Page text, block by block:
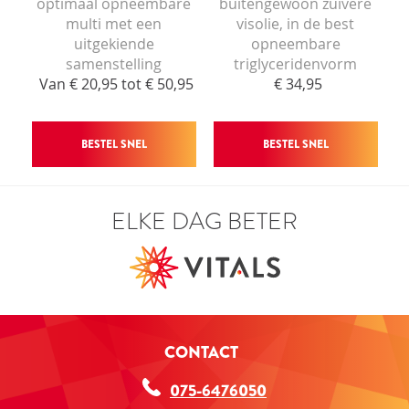
chemische structuur. Terwijl het mineraalelement
voortgaat door het spijsverteringsproces is het van
nature elektrisch geladen. Door deze lading wordt het
aangetrokken tot andere geladen deeltjes zoals die in
voedseldeeltjes zullen de mineraal-ionen isoleren
waardoor deze niet meer zo goed opgenomen en
gebruikt kunnen worden door het lichaam (zie figuur
spijsverteringskanaal en wedijvert met andere
mineralen (zoals calcium) om opgenomen te worden
door de darmwand en in de cellen.
Figuur 1:
Voorbeeld van een anorganisch gebonden
mineraal (of mineraalzout). 'M' staat voor mineraal en
'R' staat voor restgroep, waarmee de aangekoppelde
molecule(n) wordt bedoeld.
multi met een
uitgekiende
samenstelling
Van € 20,95 tot € 50,95
BESTEL SNEL
visolie, in de best
opneembare
triglyceridenvorm
€ 34,95
BESTEL SNEL
ELKE DAG BETER
CONTACT
075-6476050